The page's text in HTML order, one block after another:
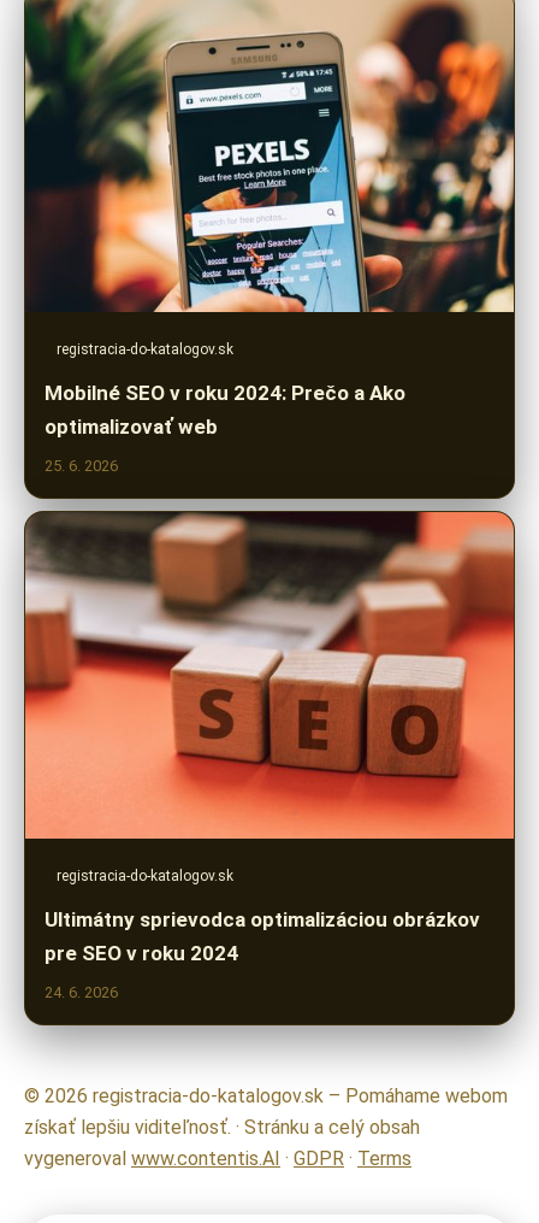
registracia-do-katalogov.sk
Mobilné SEO v roku 2024: Prečo a Ako
optimalizovať web
25. 6. 2026
registracia-do-katalogov.sk
Ultimátny sprievodca optimalizáciou obrázkov
pre SEO v roku 2024
24. 6. 2026
© 2026 registracia-do-katalogov.sk – Pomáhame webom
získať lepšiu viditeľnosť. · Stránku a celý obsah
vygeneroval www.contentis.AI · GDPR · Terms